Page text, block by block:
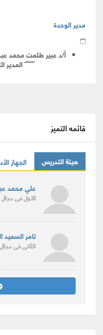
مدير الوحدة
أ/د عبير طلعت
المدير
قائمه التميز
هيئة التدريس الجهاز
علي محمد
الأولفى مجال
تامر
الثانىفى مجال